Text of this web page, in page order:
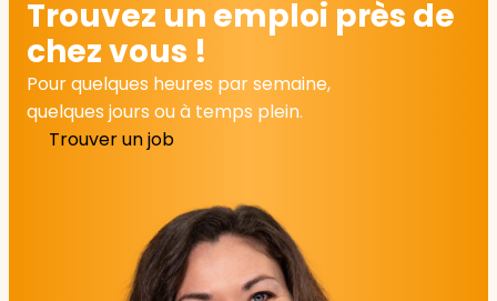
Trouvez un emploi près de
chez vous !
Pour quelques heures par semaine,
quelques jours ou à temps plein.
Trouver un job